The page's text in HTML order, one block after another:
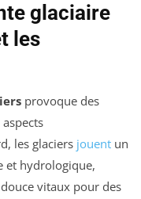
glaciaire
les
provoque des
les glaciers jouent un
et hydrologique,
vitaux pour des